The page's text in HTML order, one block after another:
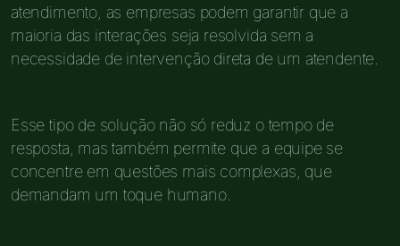
atendimento, as empresas podem garantir que a
maioria das interações seja resolvida sem a
necessidade de intervenção direta de um atendente.
Esse tipo de solução não só reduz o tempo de
resposta, mas também permite que a equipe se
concentre em questões mais complexas, que
demandam um toque humano.